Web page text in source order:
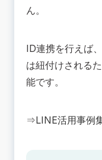
ん。
ID連携を行えば
は紐付けされる
能です。
⇒LINE活用事例